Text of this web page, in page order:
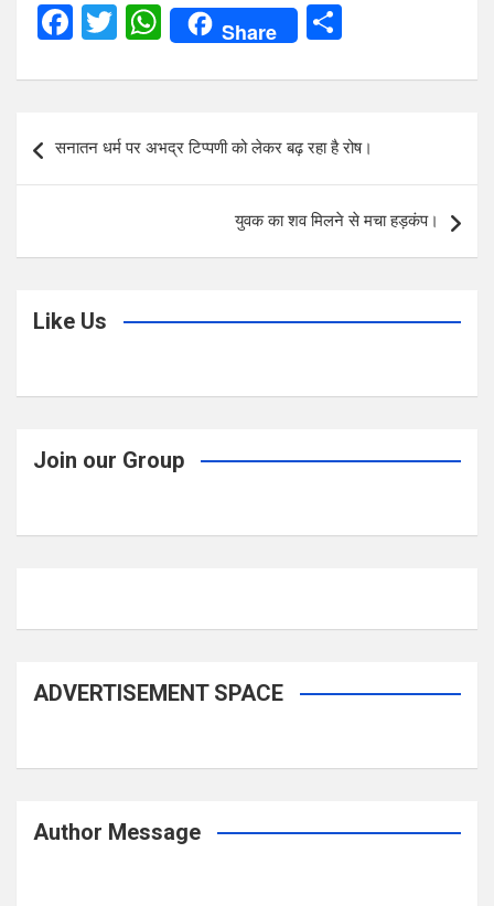
F
ce
o
o
T
tt
er
W
h
at
A
p
Share
ar
e
navigation
सनातन धर्म पर अभद्र टिप्पणी को लेकर बढ़ रहा है रोष।
युवक का शव मिलने से मचा हड़कंप।
Like Us
Join our Group
ADVERTISEMENT SPACE
Author Message